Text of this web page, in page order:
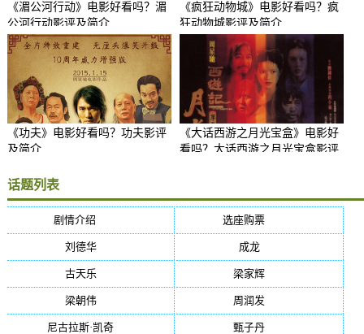
《湄公河行动》电影好看吗？湄
公河行动影评及简介
《疯狂动物城》电影好看吗？疯
狂动物城影评及简介
《功夫》电影好看吗？功夫影评
及简介
《大话西游之月光宝盒》电影好
看吗？大话西游之月光宝盒影评
话题列表
剧情介绍 选座购票(5384)
刘德华(50) 成龙(46)
古天乐 梁家辉
梁朝伟(37) 周润发
尼古拉斯·凯奇 甄子丹